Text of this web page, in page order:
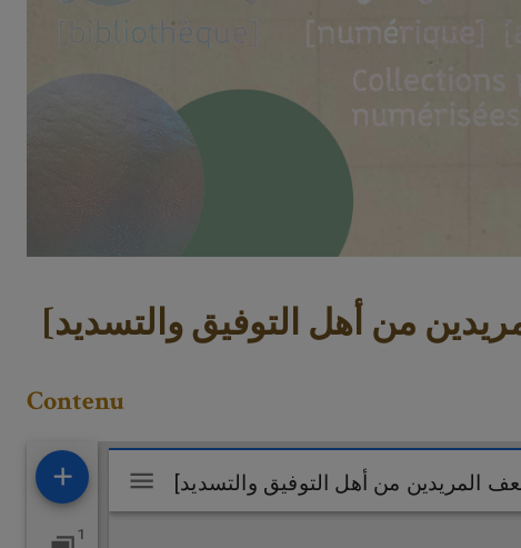
Contenu
1
Visualiseur
Mirador